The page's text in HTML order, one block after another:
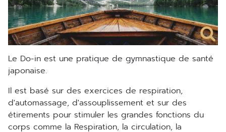
Le Do-in est une pratique de gymnastique de santé
japonaise.
Il est basé sur des exercices de respiration,
d'automassage, d'assouplissement et sur des
étirements pour stimuler les grandes fonctions du
corps comme la Respiration, la circulation, la